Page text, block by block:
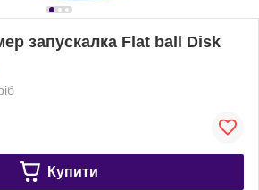
запускалка Flat ball Disk
Купити